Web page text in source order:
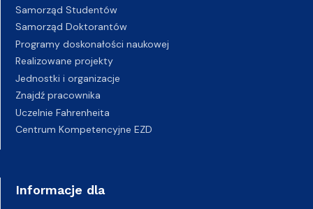
Samorząd Studentów
Samorząd Doktorantów
Programy doskonałości naukowej
Realizowane projekty
Jednostki i organizacje
Znajdź pracownika
Uczelnie Fahrenheita
Centrum Kompetencyjne EZD
Informacje dla